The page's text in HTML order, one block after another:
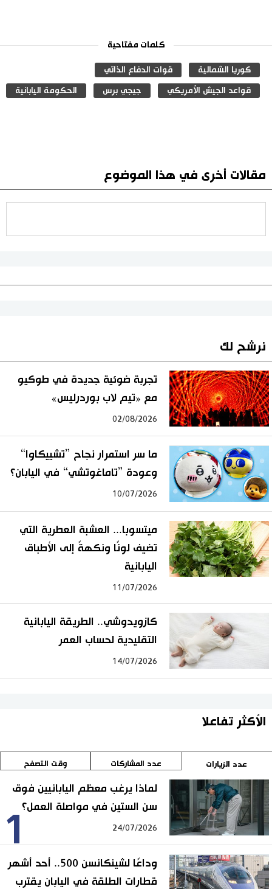
كلمات مفتاحية
كوريا الشمالية قوات الدفاع الذاتي
قواعد الجيش الأمريكي جيجي برس الحكومة اليابانية
مقالات أخرى في هذا الموضوع
نرشح لك
تجربة ضوئية جديدة في طوكيو
مع «تيم لاب بوردرليس»
02/08/2026
ما سر استمرار نجاح ”تشييكاوا“
وعودة ”تاماغوتشي“ في اليابان؟
10/07/2026
ميتسوبا... العشبة العطرية التي
تضيف لونًا ونكهةً إلى الأطباق
اليابانية
11/07/2026
كازويدوشي.. الطريقة اليابانية
التقليدية لحساب العمر
14/07/2026
الأكثر تفاعلا
عدد الزيارات عدد المشاركات وقت التصفح
1
لماذا يرغب معظم اليابانيين فوق
سن الستين في مواصلة العمل؟
24/07/2026
وداعًا لشينكانسن 500.. أحد أشهر
قطارات الطلقة في اليابان يقترب